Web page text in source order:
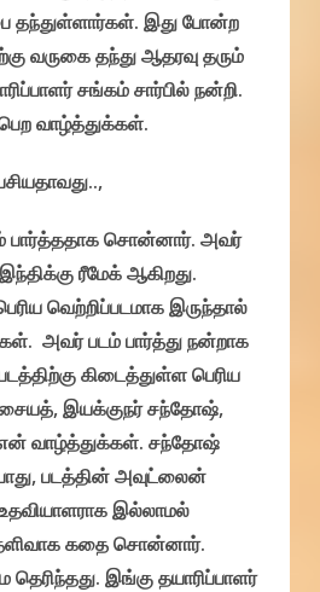
தந்துள்ளார்கள். இது போன்ற
வருகை தந்து ஆதரவு தரும்
சங்கம் சார்பில் நன்றி.
வாழ்த்துக்கள்.
பார்த்ததாக சொன்னார். அவர்
ரீமேக் ஆகிறது.
வெற்றிப்படமாக இருந்தால்
அவர் படம் பார்த்து நன்றாக
கிடைத்துள்ள பெரிய
சையத், இயக்குநர் சந்தோஷ்,
என் வாழ்த்துக்கள். சந்தோஷ்
படத்தின் அவுட்லைன்
இல்லாமல்
கதை சொன்னார்.
இங்கு தயாரிப்பாளர்